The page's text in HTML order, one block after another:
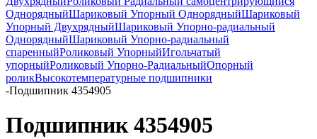
ОднорядныйШариковый Упорный ОднорядныйШариковый
Упорный ДвухрядныйШариковый Упорно-радиальный
ОднорядныйШариковый Упорно-радиальный
спаренныйРоликовый УпорныйИгольчатый
упорныйРоликовый Упорно-РадиальныйОпорный
роликВысокотемпературные подшипники
-Подшипник 4354905
Подшипник 4354905